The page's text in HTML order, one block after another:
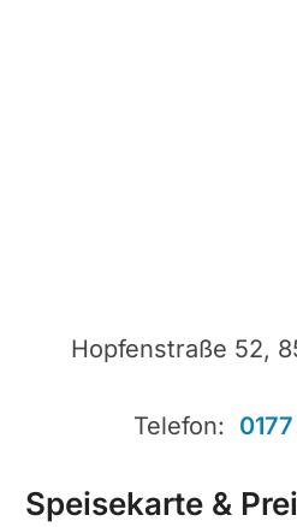
Hopfenstraße 52,
Telefon:
Speisekarte &